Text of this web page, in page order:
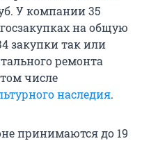
У компании 35
на общую
закупки так или
ремонта
числе
наследия.
принимаются до 19